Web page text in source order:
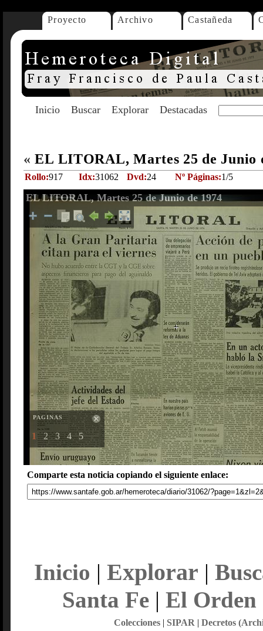
Proyecto Archivo Castañeda
Inicio Buscar Explorar Destacadas
« EL LITORAL, Martes 25 de Junio
Rollo:917 Idx:31062 Dvd:24 Nº Páginas:1/5
EL LITORAL, Martes 25 de Junio de 1974
PAGINAS
1 2 3 4 5
Comparte esta noticia copiando el siguiente enlace:
Inicio | Explorar |
Santa Fe| El Orden
Colecciones| SIPAR | Decretos